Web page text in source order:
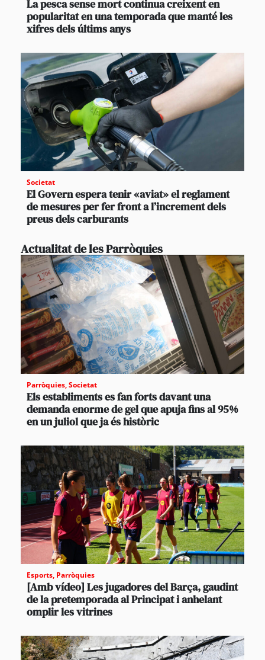
La pesca sense mort continua creixent en
popularitat en una temporada que manté les
xifres dels últims anys
Societat
El Govern espera tenir «aviat» el reglament
de mesures per fer front a l’increment dels
preus dels carburants
Actualitat de les Parròquies
Parròquies,Societat
Els establiments es fan forts davant una
demanda enorme de gel que apuja fins al 95%
en un juliol que ja és històric
Esports, Parròquies
[Amb vídeo] Les jugadores del Barça, gaudint
de la pretemporada al Principat i anhelant
omplir les vitrines